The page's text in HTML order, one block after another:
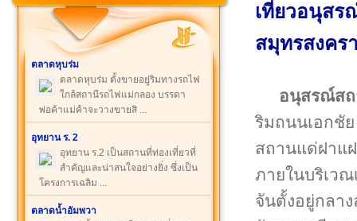
ตลาดหุบร่ม
ตลาดหุบร่ม ตั้งขายอยู่ริมทางรถไฟ
ใกล้สถานีรถไฟแม่กลอง บรรดา
พ่อค้าแม่ค้าจะวางขายสิ ...
อุทยาน ร. 2
อุทยาน ร.2 เป็นสถานที่ท่องเที่ยวที่
สำคัญและน่าสนใจอย่างยิ่ง ซึ่งเป็น
โครงการเฉลิม ...
ตลาดน้ำอัมพวา
เที่ยวอนุส
สมุทรสงคร
อนุสรณ์ส
ริมถนนเอกชั
สถานแด่ฝาแ
ภายในบริเว
จันตั้งอยู่กลา